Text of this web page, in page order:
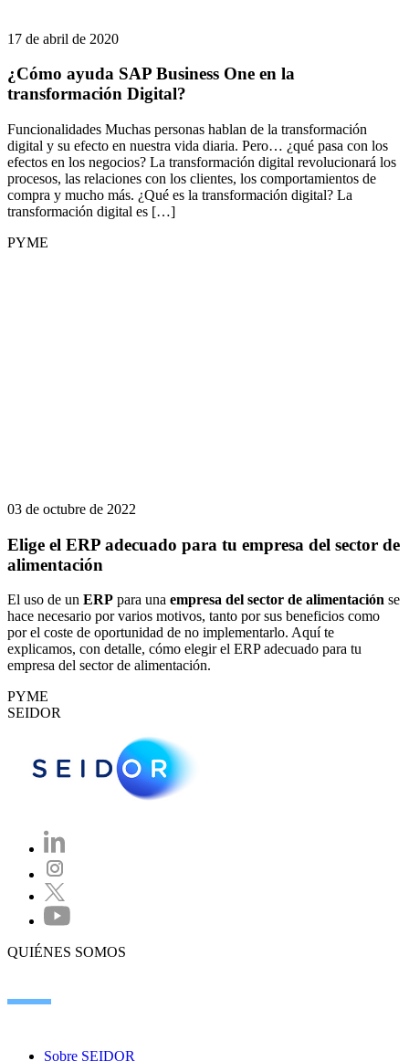
17 de abril de 2020
¿Cómo ayuda SAP Business One en la
transformación Digital?
Funcionalidades Muchas personas hablan de la transformación
digital y su efecto en nuestra vida diaria. Pero… ¿qué pasa con los
efectos en los negocios? La transformación digital revolucionará los
procesos, las relaciones con los clientes, los comportamientos de
compra y mucho más. ¿Qué es la transformación digital? La
transformación digital es […]
PYME
03 de octubre de 2022
Elige el ERP adecuado para tu empresa del sector de
alimentación
El uso de un ERP para una empresa del sector de alimentación se
hace necesario por varios motivos, tanto por sus beneficios como
por el coste de oportunidad de no implementarlo. Aquí te
explicamos, con detalle, cómo elegir el ERP adecuado para tu
empresa del sector de alimentación.
PYME
SEIDOR
QUIÉNES SOMOS
Sobre SEIDOR